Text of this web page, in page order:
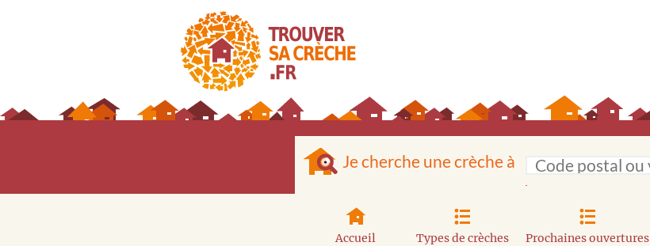
Je cherche une crèche à
Accueil Types de crèches Prochaines ouvertures